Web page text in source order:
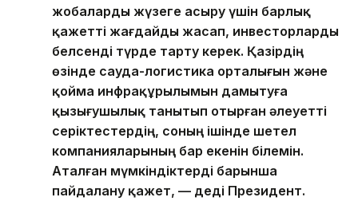
жобаларды жүзеге асыру үшін барлық
қажетті жағдайды жасап, инвесторларды
белсенді түрде тарту керек. Қазірдің
өзінде сауда-логистика орталығын және
қойма инфрақұрылымын дамытуға
қызығушылық танытып отырған әлеуетті
серіктестердің, соның ішінде шетел
компанияларының бар екенін білемін.
Аталған мүмкіндіктерді барынша
пайдалану қажет, — деді Президент.